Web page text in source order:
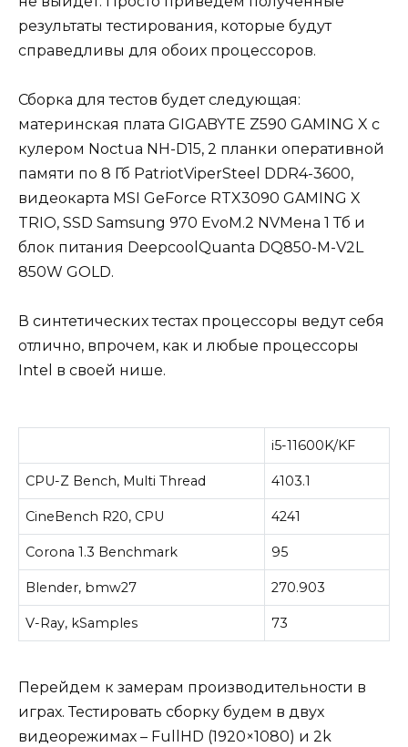
результаты тестирования, которые будут
справедливы для обоих процессоров.
Сборка для тестов будет следующая:
материнская плата GIGABYTE Z590 GAMING X с
кулером Noctua NH-D15, 2 планки оперативной
памяти по 8 Гб PatriotViperSteel DDR4-3600,
видеокарта MSI GeForce RTX3090 GAMING X
TRIO, SSD Samsung 970 EvoM.2 NVMeна 1 Тб и
блок питания DeepcoolQuanta DQ850-M-V2L
850W GOLD.
В синтетических тестах процессоры ведут себя
отлично, впрочем, как и любые процессоры
Intel в своей нише.
i5-11600K/KF
CPU-Z Bench, Multi Thread 4103.1
CineBench R20, CPU 4241
Corona 1.3 Benchmark 95
Blender, bmw27 270.903
V-Ray, kSamples 73
Перейдем к замерам производительности в
играх. Тестировать сборку будем в двух
видеорежимах – FullHD (1920×1080) и 2k